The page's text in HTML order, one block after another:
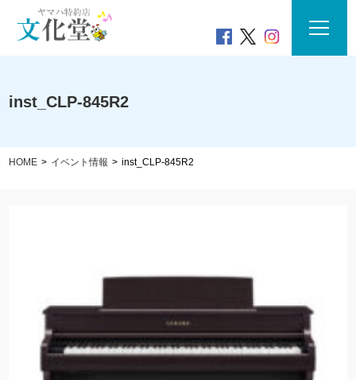
inst_CLP-845R2
HOME イベント情報 inst_CLP-845R2